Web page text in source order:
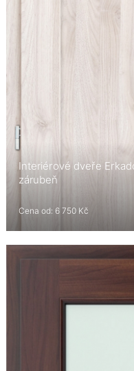
Interiérové dveře
zárubeň
Cena od: 6 750 Kč